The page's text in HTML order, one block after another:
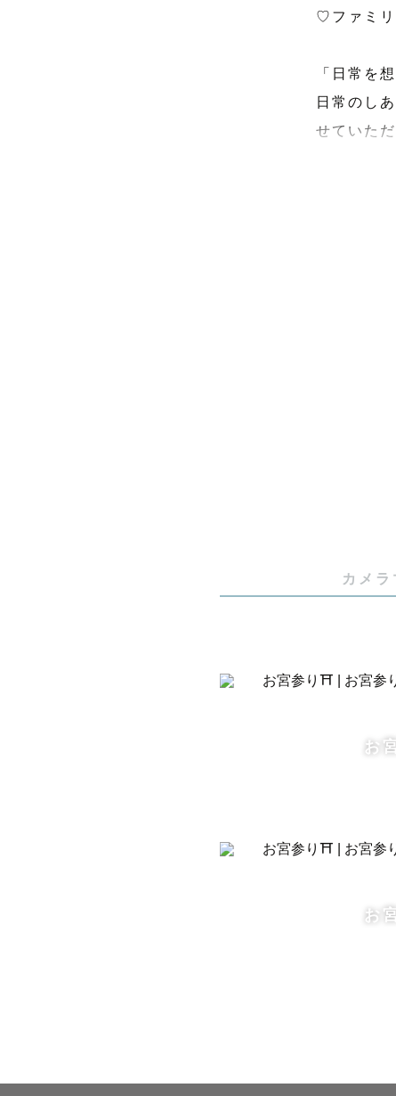
♡ファミ
「日常を
日常のし
せていた
アルバム
をぜひ、
数あるカ
ムスメの
りました！
まかせく
【　対応エ
◉浜通り
カメラ
お
お